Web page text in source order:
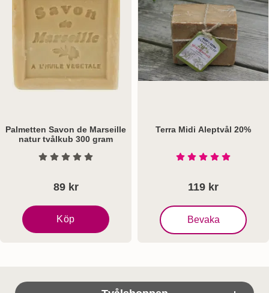
Palmetten Savon de Marseille
natur tvålkub 300 gram
Art. nr 5574 Betyg: 0 Stjärnor av 5
89 kr
Köp
Palmetten Savon de Marseille natur tvålkub 300 gram
Terra Midi Aleptvål 20%
Art. nr 1102 Betyg: 5 Stjärnor
119 kr
Bevaka
, Terra Midi Aleptvål 20%
Sidfot Blandad info och länkar